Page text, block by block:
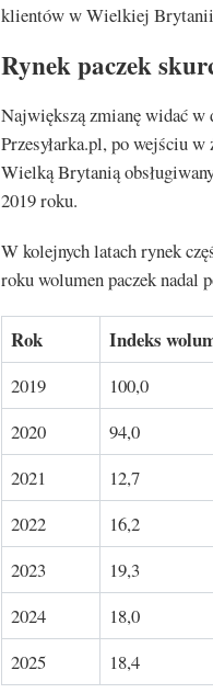
klientów w Wielkiej
Rynek paczek
Największą zmianę widać w
Przesyłarka.pl, po wejściu w
Wielką Brytanią
2019 roku.
W kolejnych latach rynek
roku wolumen paczek nadal
Rok Indeks
2019
100,0
2020
94,0
2021
12,7
2022
16,2
2023
19,3
2024
18,0
2025
18,4